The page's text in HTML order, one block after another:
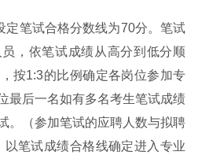
定笔试合格分数线为70分。笔试
，依笔试成绩从高分到低分顺
按1:3的比例确定各岗位参加专
最后一名如有多名考生笔试成绩
。（参加笔试的应聘人数与拟聘
笔试成绩合格线确定进入专业